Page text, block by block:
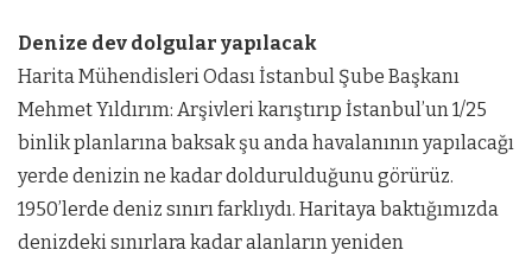
Denize dev dolgular yapılacak
Harita Mühendisleri Odası İstanbul Şube Başkanı
Mehmet Yıldırım: Arşivleri karıştırıp İstanbul’un 1/25
binlik planlarına baksak şu anda havalanının yapılacağı
yerde denizin ne kadar doldurulduğunu görürüz.
1950’lerde deniz sınırı farklıydı. Haritaya baktığımızda
denizdeki sınırlara kadar alanların yeniden